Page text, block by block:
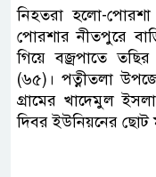
নিহতরা হলো-
পোরশার নীতপুরে
গিয়ে বজ্রপাতে
(৬৫)। পত্নীতলা
গ্রামের খাদেমুল
দিবর ইউনিয়নের ছোট